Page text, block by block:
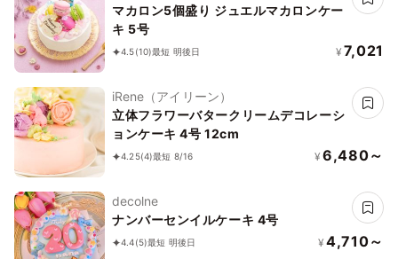
マカロン5個盛り ジュエルマカロンケー
キ 5号
4.5(10)最短 明後日 ¥ 7,021
iRene（アイリーン）
立体フラワーバタークリームデコレーシ
ョンケーキ 4号 12cm
4.25(4)最短 8/16 ¥ 6,480～
decolne
ナンバーセンイルケーキ 4号
4.4(5)最短 明後日 ¥ 4,710～